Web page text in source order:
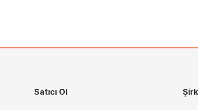
Satıcı Ol